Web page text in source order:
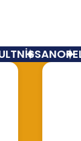
NİSSANOPEL